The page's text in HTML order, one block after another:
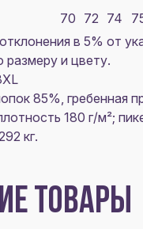
70 72 74
в 5% от
размеру и цвету.
85%, гребенная
180 г/м²;
кг.
ТОВАРЫ